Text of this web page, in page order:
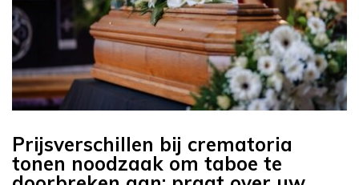
Prijsverschillen bij crematoria
tonen noodzaak om taboe te